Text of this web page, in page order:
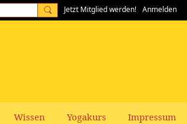
Jetzt Mitglied werden! Anmelden
Wissen Yogakurs Impressum